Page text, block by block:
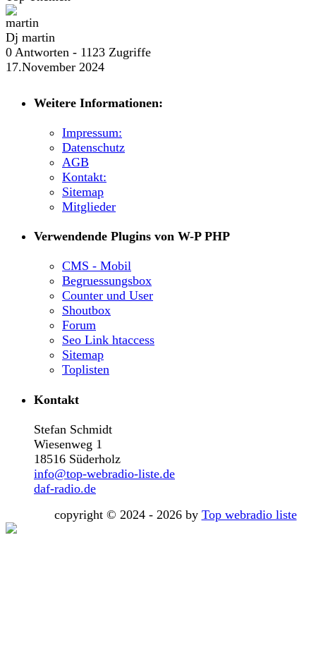
Dj martin
0 Antworten - 1123 Zugriffe
17.November 2024
Weitere Informationen:
Impressum:
Datenschutz
AGB
Kontakt:
Sitemap
Mitglieder
Verwendende Plugins von W-P PHP
CMS - Mobil
Begruessungsbox
Counter und User
Shoutbox
Forum
Seo Link htaccess
Sitemap
Toplisten
Kontakt
Stefan Schmidt
Wiesenweg 1
18516 Süderholz
info@top-webradio-liste.de
daf-radio.de
copyright © 2024 - 2026 by Top webradio liste